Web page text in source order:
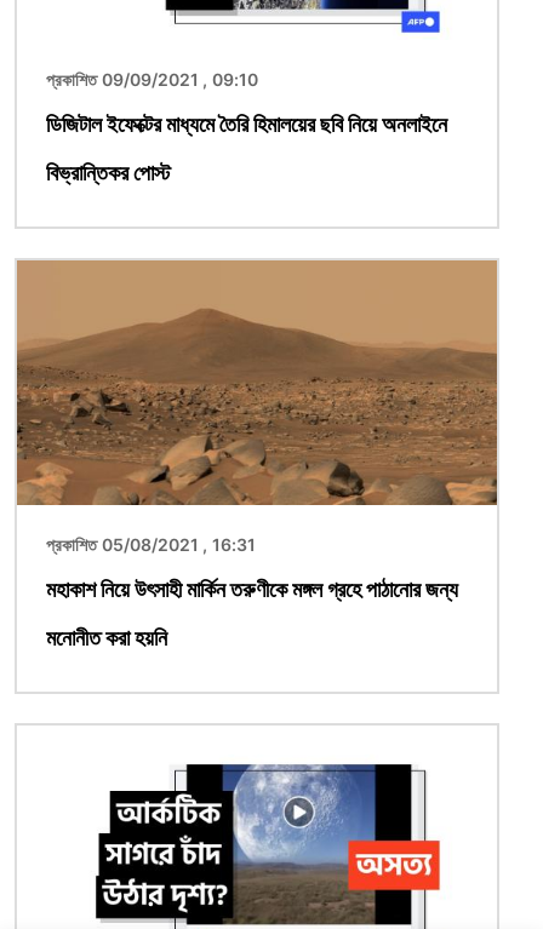
প্রকাশিত 09/09/2021 , 09:10
ডিজিটাল ইফেক্টের মাধ্যমে তৈরি হিমালয়ের ছবি নিয়ে অনলাইনে
বিভ্রান্তিকর পোস্ট
প্রকাশিত 05/08/2021 , 16:31
মহাকাশ নিয়ে উৎসাহী মার্কিন তরুণীকে মঙ্গল গ্রহে পাঠানোর জন্য
মনোনীত করা হয়নি